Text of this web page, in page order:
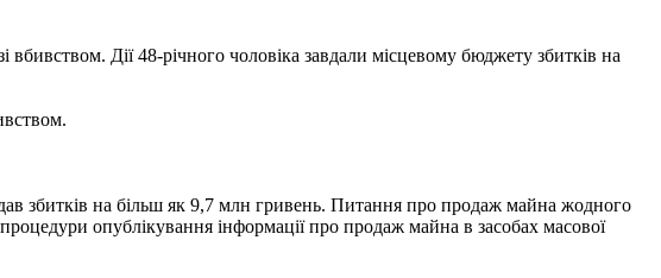
Дії 48-річного чоловіка завдали місцевому бюджету збитків на
збитків на більш як 9,7 млн ​​гривень. Питання про продаж майна жодного
опублікування інформації про продаж майна в засобах масової